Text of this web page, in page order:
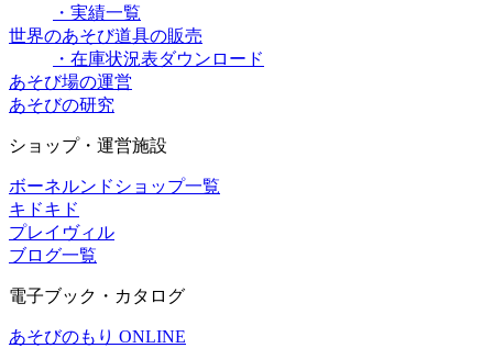
・実績一覧
世界のあそび道具の販売
・在庫状況表ダウンロード
あそび場の運営
あそびの研究
ショップ・運営施設
ボーネルンドショップ一覧
キドキド
プレイヴィル
ブログ一覧
電子ブック・カタログ
あそびのもり ONLINE